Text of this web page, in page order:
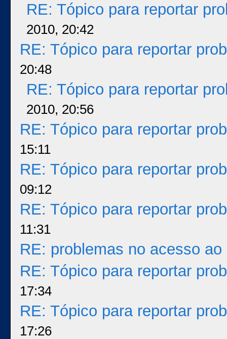
RE: Tópico para reportar
2010, 20:42
RE: Tópico para reportar
20:48
RE: Tópico para reportar
2010, 20:56
RE: Tópico para reportar
15:11
RE: Tópico para reportar
09:12
RE: Tópico para reportar
11:31
RE: problemas no acesso
RE: Tópico para reportar
17:34
RE: Tópico para reportar
17:26